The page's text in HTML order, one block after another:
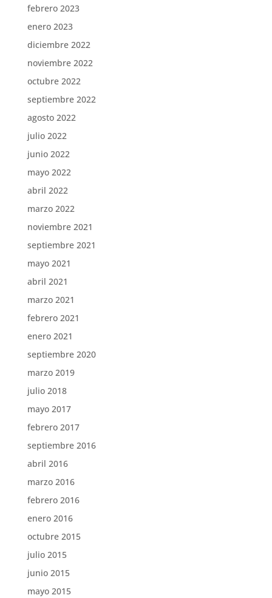
febrero 2023
enero 2023
diciembre 2022
noviembre 2022
octubre 2022
septiembre 2022
agosto 2022
julio 2022
junio 2022
mayo 2022
abril 2022
marzo 2022
noviembre 2021
septiembre 2021
mayo 2021
abril 2021
marzo 2021
febrero 2021
enero 2021
septiembre 2020
marzo 2019
julio 2018
mayo 2017
febrero 2017
septiembre 2016
abril 2016
marzo 2016
febrero 2016
enero 2016
octubre 2015
julio 2015
junio 2015
mayo 2015